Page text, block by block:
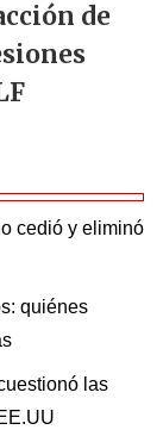
de
cedió y eliminó
quiénes
las